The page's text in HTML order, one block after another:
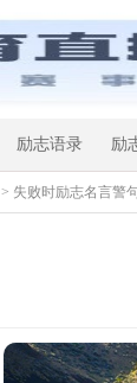
励志语录 励
> 失败时励志名言警